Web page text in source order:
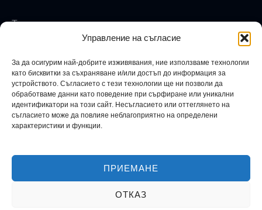
Управление на съгласие
За да осигурим най-добрите изживявания, ние използваме технологии
като бисквитки за съхраняване и/или достъп до информация за
устройството. Съгласието с тези технологии ще ни позволи да
обработваме данни като поведение при сърфиране или уникални
идентификатори на този сайт. Несъгласието или оттеглянето на
съгласието може да повлияе неблагоприятно на определени
характеристики и функции.
ПРИЕМАНЕ
ОТКАЗ
Теми
Фън Шуй аура баланс бюджет
привличане здраве зодиак зодия изобилие кариера
карма книги концентрация креативност луна любов
магия мислене мистика музика нумерология пари
продуктвност просперитет психология растеж
финанси финансова свобода
F